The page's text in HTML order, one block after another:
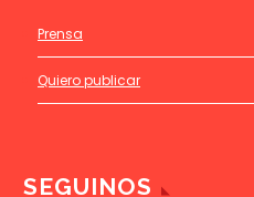
Prensa
Quiero publicar
SEGUINOS